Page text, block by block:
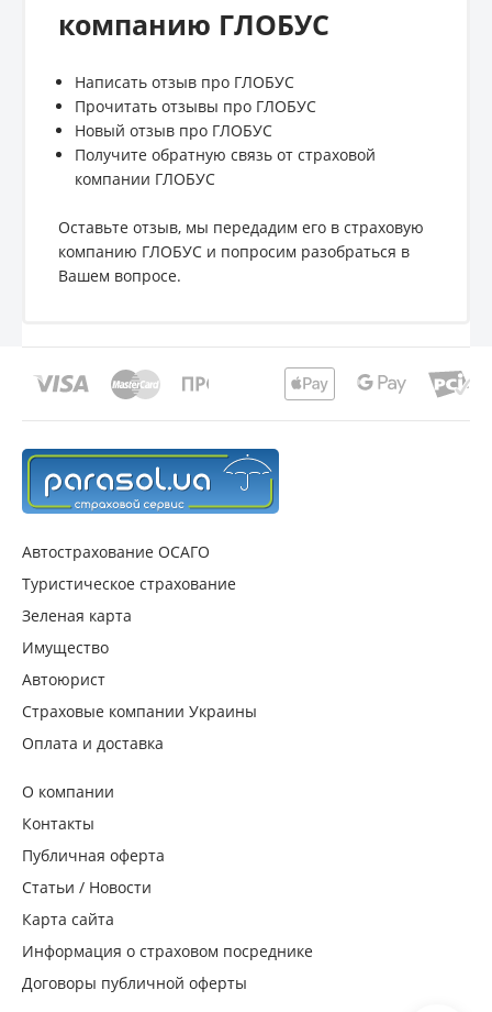
компанию ГЛОБУС
Написать отзыв про ГЛОБУС
Прочитать отзывы про ГЛОБУС
Новый отзыв про ГЛОБУС
Получите обратную связь от страховой
компании ГЛОБУС
Оставьте отзыв, мы передадим его в страховую
компанию ГЛОБУС и попросим разобраться в
Вашем вопросе.
Автострахование ОСАГО
Туристическое страхование
Зеленая карта
Имущество
Автоюрист
Страховые компании Украины
Оплата и доставка
О компании
Контакты
Публичная оферта
Статьи / Новости
Карта сайта
Информация о страховом посреднике
Договоры публичной оферты